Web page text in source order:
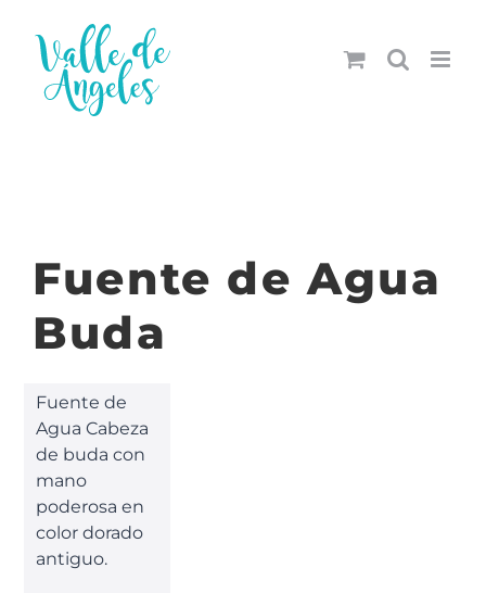
contenido
Fuente de Agua
Buda
Fuente de
Agua Cabeza
de buda con
mano
poderosa en
color dorado
antiguo.